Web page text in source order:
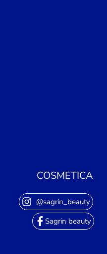
COSMETICA
@sagrin_beauty
Sagrin beauty